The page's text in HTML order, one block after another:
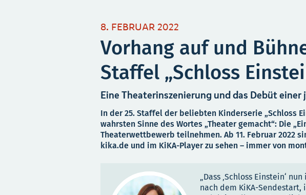
8. FEBRUAR 2022
Vorhang auf und
Staffel „Schloss
Eine Theaterinszenierung und das Debüt einer
In der 25. Staffel der beliebten Kinderserie „Schloss
wahrsten Sinne des Wortes „Theater gemacht“: Die
Theaterwettbewerb teilnehmen. Ab 11. Februar 2022
kika.de und im KiKA-Player zu sehen – immer von
„Dass ‚Schloss Einstein‘
nach dem KiKA-